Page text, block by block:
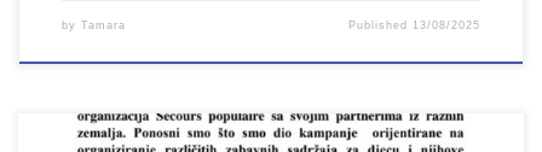
by Tamara Published 13/08/2025